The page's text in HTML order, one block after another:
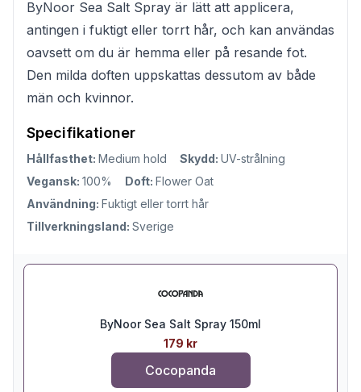
ByNoor Sea Salt Spray är lätt att applicera,
antingen i fuktigt eller torrt hår, och kan användas
oavsett om du är hemma eller på resande fot.
Den milda doften uppskattas dessutom av både
män och kvinnor.
Specifikationer
Hållfasthet: Medium hold Skydd: UV-strålning
Vegansk: 100% Doft: Flower Oat
Användning: Fuktigt eller torrt hår
Tillverkningsland: Sverige
ByNoor Sea Salt Spray 150ml
179 kr
Cocopanda